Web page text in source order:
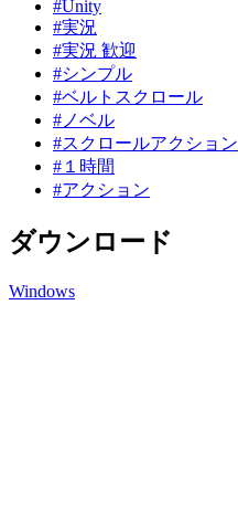
#Unity
#実況
#実況 歓迎
#シンプル
#ベルトスクロール
#ノベル
#スクロールアクション
#１時間
#アクション
ダウンロード
Windows